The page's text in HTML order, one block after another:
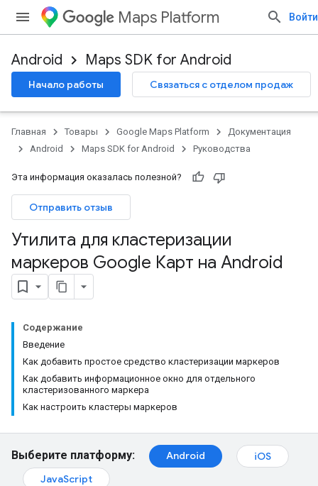
Maps Platform Войти
Android Maps SDK for Android
Начало работы Связаться с отделом продаж
Главная Товары Google Maps Platform
Документация
Android
Maps SDK for Android Руководства
Эта информация оказалась полезной?
Отправить отзыв
Утилита для кластеризации
маркеров Google Карт на Android
Содержание
Введение
Как добавить простое средство кластеризации маркеров
Как добавить информационное окно для отдельного
кластеризованного маркера
Как настроить кластеры маркеров
Выберите платформу: Android
iOS
JavaScript